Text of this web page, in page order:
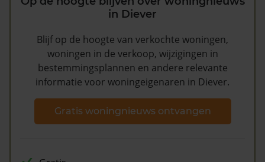
in Diever
Blijf op de hoogte van verkochte woningen,
woningen in de verkoop, wijzigingen in
bestemmingsplannen en andere relevante
informatie voor woningeigenaren in Diever.
Gratis woningnieuws ontvangen